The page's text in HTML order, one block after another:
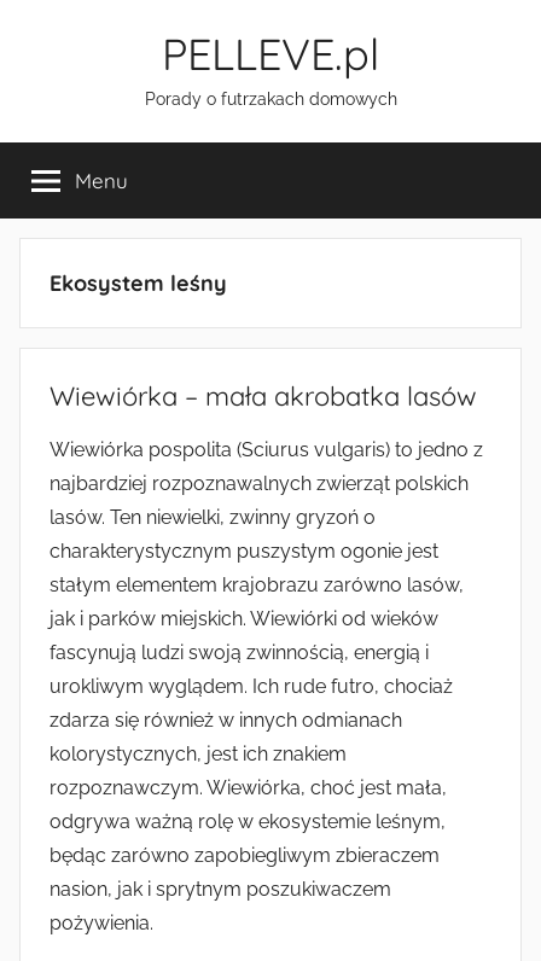
PELLEVE.pl
Porady o futrzakach domowych
Menu
Ekosystem leśny
Wiewiórka – mała akrobatka lasów
Wiewiórka pospolita (Sciurus vulgaris) to jedno z
najbardziej rozpoznawalnych zwierząt polskich
lasów. Ten niewielki, zwinny gryzoń o
charakterystycznym puszystym ogonie jest
stałym elementem krajobrazu zarówno lasów,
jak i parków miejskich. Wiewiórki od wieków
fascynują ludzi swoją zwinnością, energią i
urokliwym wyglądem. Ich rude futro, chociaż
zdarza się również w innych odmianach
kolorystycznych, jest ich znakiem
rozpoznawczym. Wiewiórka, choć jest mała,
odgrywa ważną rolę w ekosystemie leśnym,
będąc zarówno zapobiegliwym zbieraczem
nasion, jak i sprytnym poszukiwaczem
pożywienia.